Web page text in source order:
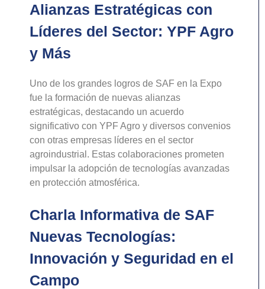
Alianzas Estratégicas con
Líderes del Sector: YPF Agro
y Más
Uno de los grandes logros de SAF en la Expo
fue la formación de nuevas alianzas
estratégicas, destacando un acuerdo
significativo con YPF Agro y diversos convenios
con otras empresas líderes en el sector
agroindustrial. Estas colaboraciones prometen
impulsar la adopción de tecnologías avanzadas
en protección atmosférica.
Charla Informativa de SAF
Nuevas Tecnologías:
Innovación y Seguridad en el
Campo